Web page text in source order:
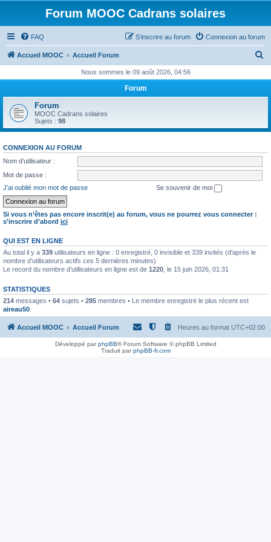
Forum MOOC Cadrans solaires
FAQ Connexion au forum
S’inscrire au forum
Accueil MOOC Accueil Forum
h
r
Nous sommes le 09 août 2026, 04:56
Forum
Forum
MOOC Cadrans solaires
Sujets : 98
CONNEXION AU FORUM
Nom d’utilisateur :
Mot de passe :
J’ai oublié mon mot de passe
Se souvenir de moi
Si vous n’êtes pas encore inscrit(e) au forum, vous ne pourrez vous connecter :
s’inscrire d’abord ici
QUI EST EN LIGNE
Au total il y a 339 utilisateurs en ligne : 0 enregistré, 0 invisible et 339 invités (d’après le
nombre d’utilisateurs actifs ces 5 dernières minutes)
Le record du nombre d’utilisateurs en ligne est de 1220 , le 15 juin 2026, 01:31
STATISTIQUES
214 messages • 64 sujets • 285 membres • Le membre enregistré le plus récent est
aireau50
Accueil MOOC Accueil Forum Heures au format UTC+02:00
Développé parphpBB® Forum Software © phpBB Limited
Traduit parphpBB-fr.com